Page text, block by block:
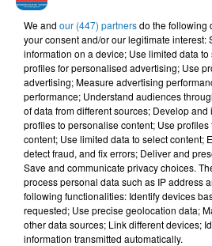
MATOUB LOUNES
Slaavitt Ay Avehri
MOHAMED
Roo7
L'HOROSCOPE
We and our (447) partnersdo the following
your consent and/or our legitimate interest:
information on a device; Use limited data
profiles for personalised advertising; Use
advertising; Measure advertising
performance; Understand audiences
of data from different sources; Develop
profiles to personalise content; Use
content; Use limited data to select content;
detect fraud, and fix errors; Deliver and
Save and communicate privacy choices.
process personal data such as IP address
following functionalities: Identify devices
requested; Use precise geolocation data;
other data sources; Link different devices;
information transmitted automatically.